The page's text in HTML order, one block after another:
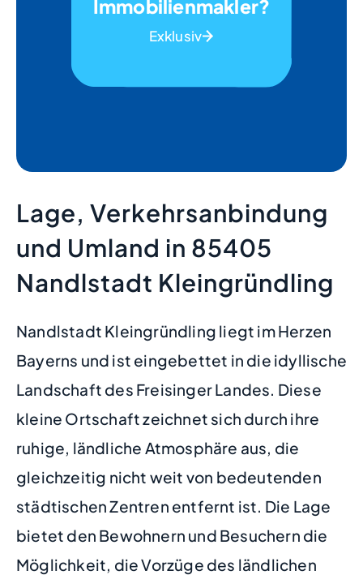
Immobilienmakler?
Exklusiv
Lage, Verkehrsanbindung
und Umland in 85405
Nandlstadt Kleingründling
Nandlstadt Kleingründling liegt im Herzen
Bayerns und ist eingebettet in die idyllische
Landschaft des Freisinger Landes. Diese
kleine Ortschaft zeichnet sich durch ihre
ruhige, ländliche Atmosphäre aus, die
gleichzeitig nicht weit von bedeutenden
städtischen Zentren entfernt ist. Die Lage
bietet den Bewohnern und Besuchern die
Möglichkeit, die Vorzüge des ländlichen